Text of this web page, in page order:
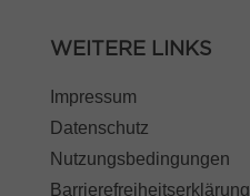
WEITERE LINKS
Impressum
Datenschutz
Nutzungsbedingungen
Barrierefreiheitserklärung